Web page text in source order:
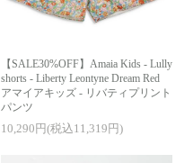
【SALE30%OFF】Amaia Kids - Lully
shorts - Liberty Leontyne Dream Red
アマイアキッズ - リバティプリント
パンツ
10,290円(税込11,319円)